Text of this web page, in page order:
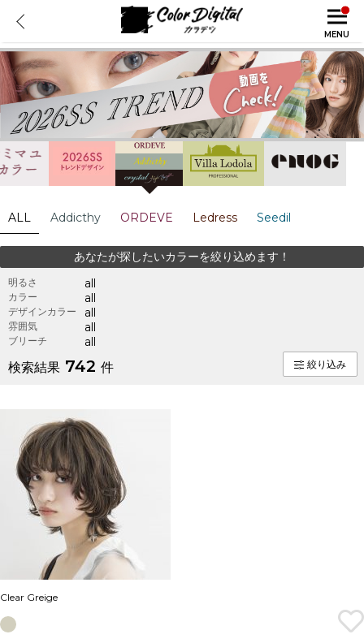
MENU
ALL Addicthy ORDEVE Ledress Seedil
あなたが探したいカラーを絞り込めます！
明るさ all
カラー all
デザインカラー all
雰囲気 all
ブリーチ all
検索結果 742 件 絞り込み
Clear Greige